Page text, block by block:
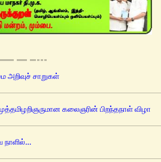
அறிவுச் சாறுகள்
கலைஞரின் பிறந்தநாள் விழா
நாளில்…